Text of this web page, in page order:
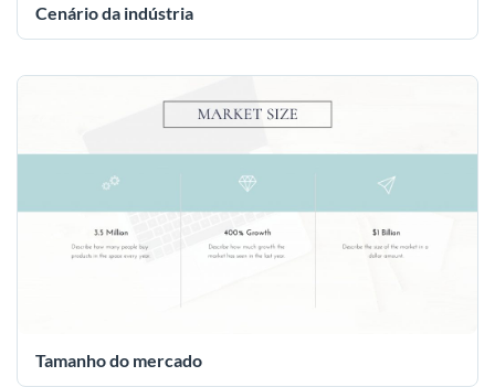
Cenário da indústria
Tamanho do mercado